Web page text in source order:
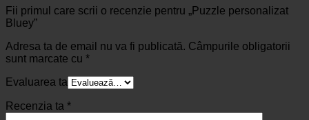
Fii primul care scrii o recenzie pentru „Puzzle personalizat
Bluey”
Adresa ta de email nu va fi publicată. Câmpurile obligatorii
sunt marcate cu *
Evaluarea ta
Recenzia ta *